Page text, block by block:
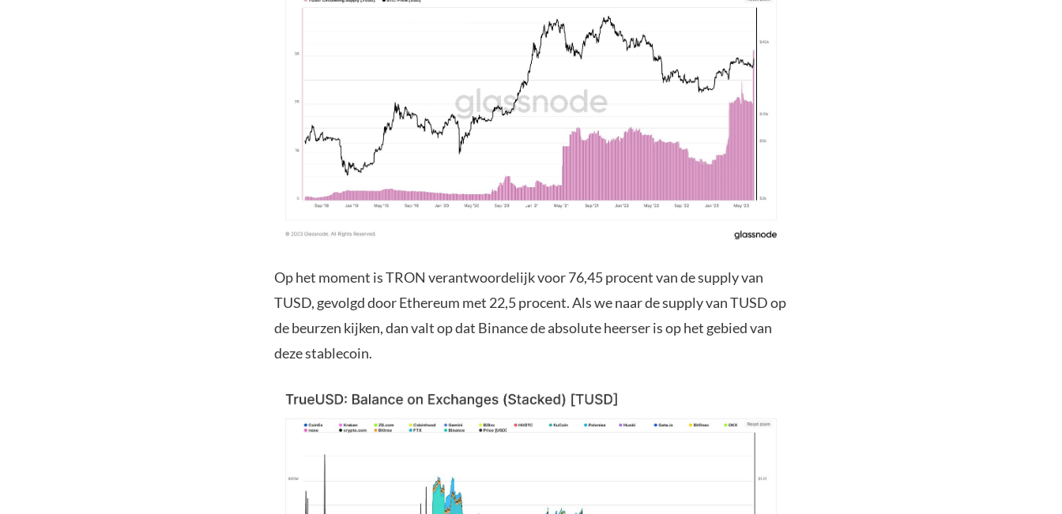
Op het moment is TRON verantwoordelijk voor 76,45 procent van de supply van
TUSD, gevolgd door Ethereum met 22,5 procent. Als we naar de supply van TUSD op
de beurzen kijken, dan valt op dat Binance de absolute heerser is op het gebied van
deze stablecoin.